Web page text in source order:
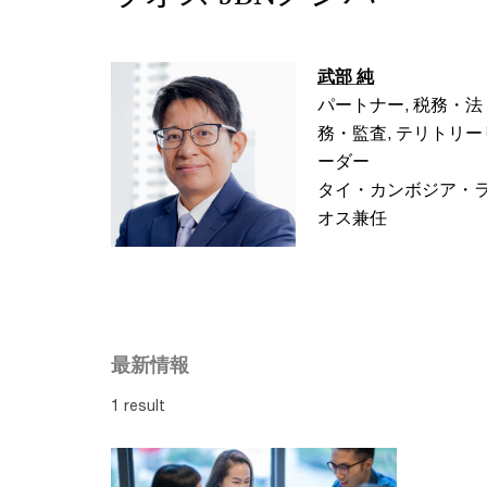
武部 純
パートナー, 税務・法
務・監査, テリトリー
ーダー
タイ・カンボジア・
オス兼任
最新情報
1 result